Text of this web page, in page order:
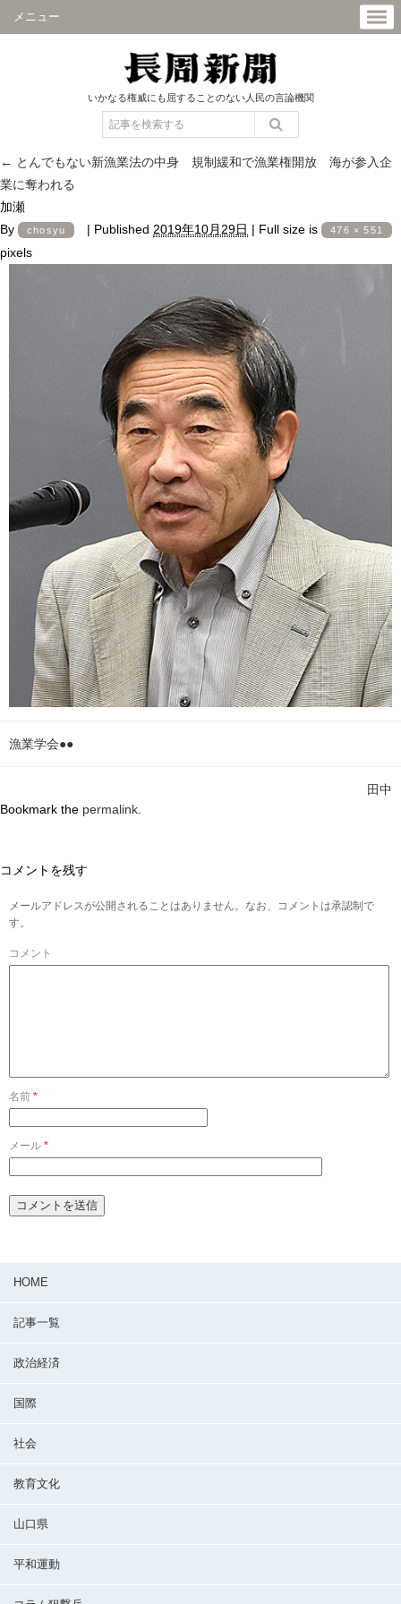
メニュー
いかなる権威にも屈することのない人民の言論機関
← とんでもない新漁業法の中身 規制緩和で漁業権開放 海が参入企
業に奪われる
加瀬
By
chosyu | Published 2019年10月29日 | Full size is 476 × 551
pixels
漁業学会●●
田中
Bookmark the permalink
コメントを残す
メールアドレスが公開されることはありません。なお、コメントは承認制で
す。
コメント
名前 *
メール *
HOME
記事一覧
政治経済
国際
社会
教育文化
山口県
平和運動